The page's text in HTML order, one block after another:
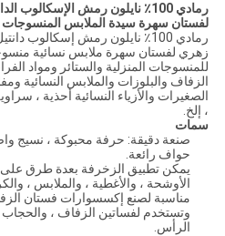
لفستان سهرة سيدة الملابس المنسوجات
رمادي 100٪ نايلون رمش إسكالوب
زهري لفستان سهرة ملابس نسائية
للمنسوجات المنزلية والستائر ومواد
الزفاف والبلوزات والملابس النسائية
الصغيرات والأزياء النسائية أحذية ،
، إلخ.
سمات
صنعة دقيقة: حرفة محبوكة ، نسيج
حواف رائعة.
يمكن تطبيق الزخرفة بعدة طرق
الأوشحة ، والأغطية ، والملابس ،
مناسبة لصنع إكسسوارات فستان
وتستخدم لفساتين الزفاف ، والحجاب
الرأس.